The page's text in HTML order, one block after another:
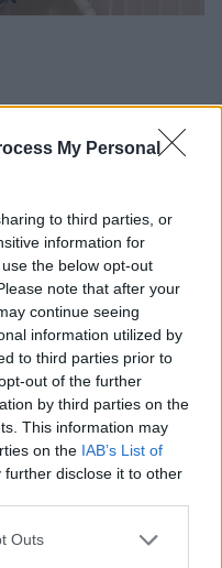
My Personal
to third parties, or
information for
the below opt-out
note that after your
continue seeing
information utilized by
to third parties prior to
out of the further
by third parties on the
This information may
on the IAB’s List of
further disclose it to other
Outs
andra barn också i